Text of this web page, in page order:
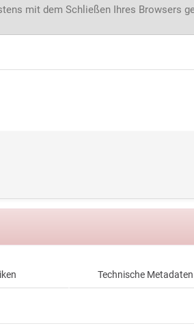
mit dem Schließen Ihres Browsers
Technische Metadaten